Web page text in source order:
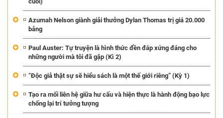
Azumah Nelson giành giải thưởng Dylan Thomas trị giá 20.000
bảng
Paul Auster: Tự truyện là hình thức đền đáp xứng đáng cho
những người mà tôi đã gặp (Kì 2)
“Độc giả thật sự sẽ hiểu sách là một thế giới riêng” (Kỳ 1)
Tạo ra mối liên hệ giữa hư cấu và hiện thực là hành động bạo lực
chống lại trí tưởng tượng